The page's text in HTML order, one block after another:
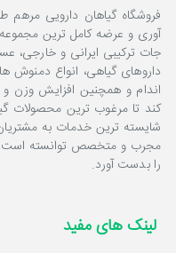
فروشگاه گیاهان دارویی
آوری و عرضه کامل ترین مجموعه
جات ترکیبی ایرانی و خارجی،
داروهای گیاهی، انواع دمنوش
اندام و همچنین افزایش وزن
کند تا مرغوب ترین محصولات
شایسته ترین خدمات به
مجرب و متخصص توانسته است
را بدست آورد.
لینک های مفید